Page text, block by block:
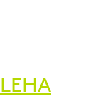
LEHA